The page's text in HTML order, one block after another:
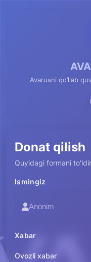
Avarusni qo’llab
Donat qilish
Quyidagi formani
Ismingiz
Xabar
Ovozli xabar